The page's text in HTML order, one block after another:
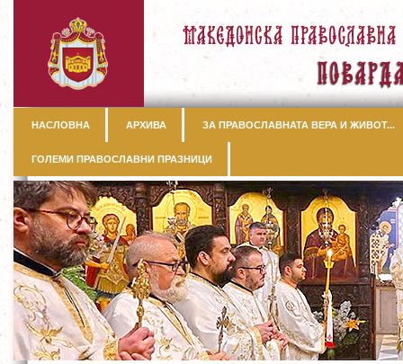
НАСЛОВНА АРХИВА ЗА ПРАВОСЛАВНАТА ВЕРА И ЖИВОТ...
ГОЛЕМИ ПРАВОСЛАВНИ ПРАЗНИЦИ